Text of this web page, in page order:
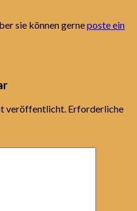
sie können gerneposte ein
veröffentlicht. Erforderliche